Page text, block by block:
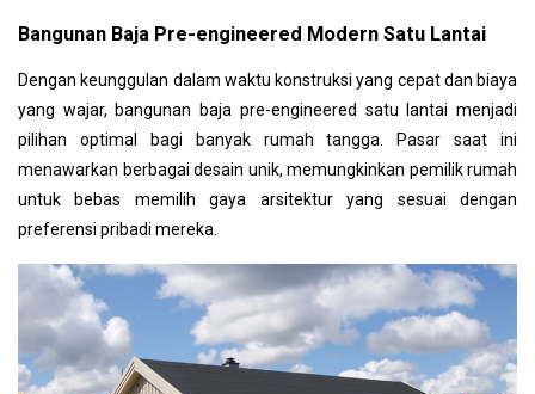
Bangunan Baja Pre-engineered Modern Satu Lantai
Dengan keunggulan dalam waktu konstruksi yang cepat dan biaya
yang wajar, bangunan baja pre-engineered satu lantai menjadi
pilihan optimal bagi banyak rumah tangga. Pasar saat ini
menawarkan berbagai desain unik, memungkinkan pemilik rumah
untuk bebas memilih gaya arsitektur yang sesuai dengan
preferensi pribadi mereka.